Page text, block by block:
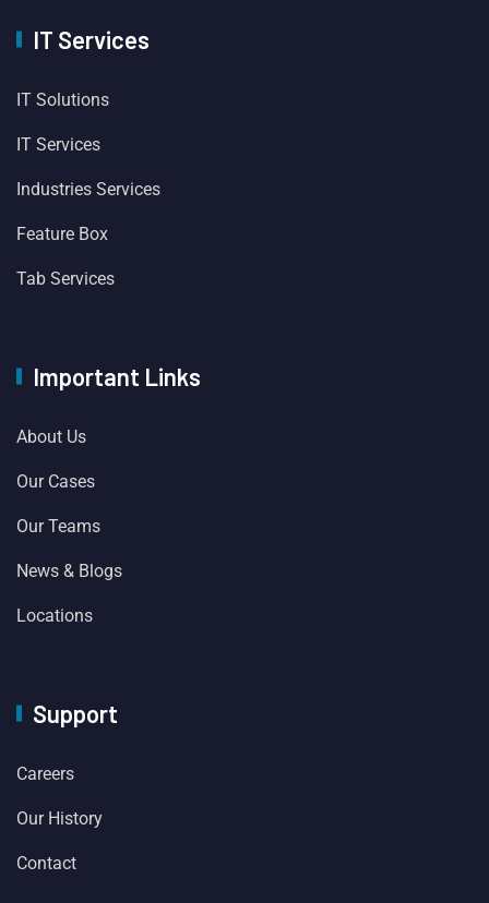
IT Services
IT Solutions
IT Services
Industries Services
Feature Box
Tab Services
Important Links
About Us
Our Cases
Our Teams
News & Blogs
Locations
Support
Careers
Our History
Contact